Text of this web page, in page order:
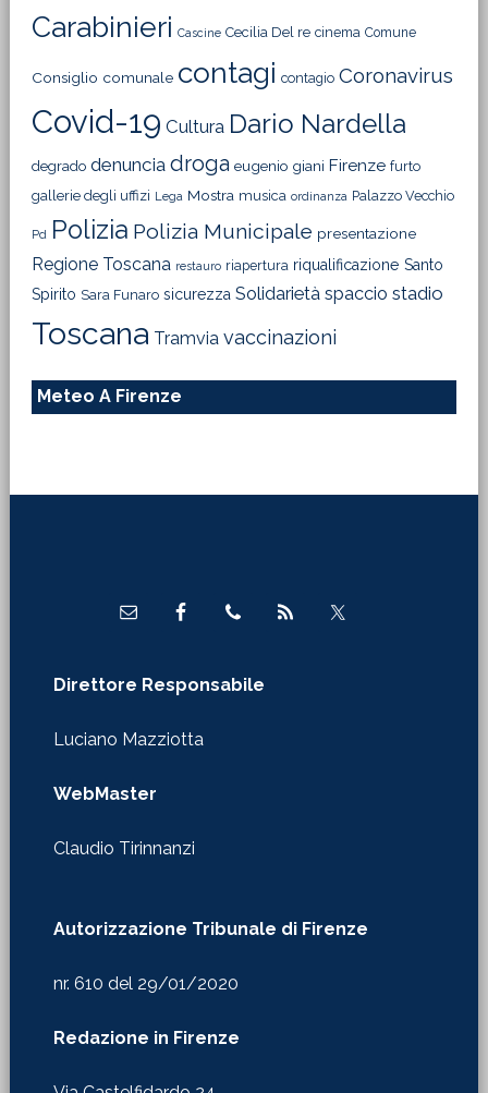
Carabinieri Cascine Cecilia Del re cinema Comune
Consiglio comunale contagi contagio Coronavirus
Covid-19 Cultura Dario Nardella
degrado denuncia droga eugenio giani Firenze furto
gallerie degli uffizi Lega Mostra musica ordinanza Palazzo Vecchio
Pd Polizia Polizia Municipale presentazione
Regione Toscana restauro riapertura riqualificazione Santo
Spirito Sara Funaro sicurezza Solidarietà spaccio stadio
Toscana Tramvia vaccinazioni
Meteo A Firenze
Direttore Responsabile
Luciano Mazziotta
WebMaster
Claudio Tirinnanzi
Autorizzazione Tribunale di Firenze
nr. 610 del 29/01/2020
Redazione in Firenze